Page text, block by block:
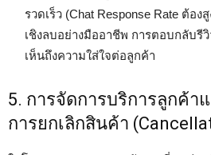
รวดเร็ว (Chat Response Rate ต้อง
เชิงลบอย่างมืออาชีพ การตอบกลับรี
เห็นถึงความใส่ใจต่อลูกค้า
5. การจัดการบริการลูกค้า
การยกเลิกสินค้า